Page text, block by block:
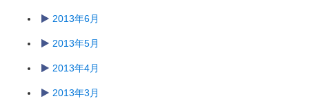
2013年6月
2013年5月
2013年4月
2013年3月